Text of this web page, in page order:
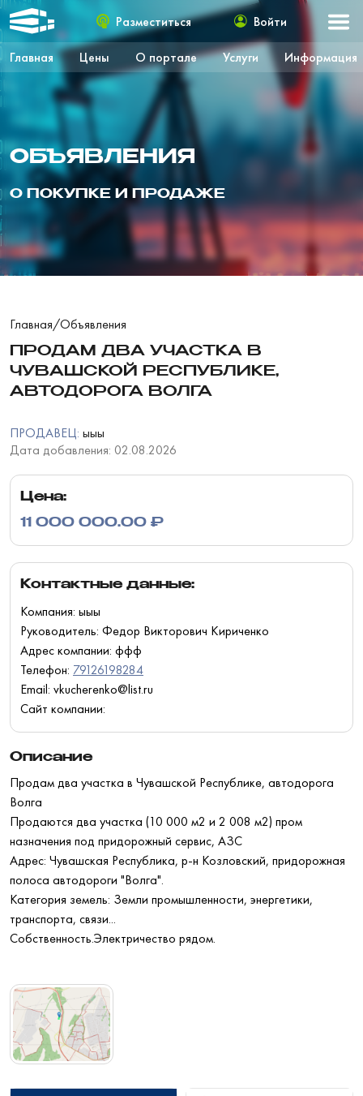
Главная Цены О портале Услуги Информация
Разместиться Войти
ОБЪЯВЛЕНИЯ
О ПОКУПКЕ И ПРОДАЖЕ
Главная/Объявления
ПРОДАМ ДВА УЧАСТКА В
ЧУВАШСКОЙ РЕСПУБЛИКЕ,
АВТОДОРОГА ВОЛГА
ПРОДАВЕЦ: ыыы
Дата добавления: 02.08.2026
Описание
Продам два участка в Чувашской Республике, автодорога
Волга
Продаются два участка (10 000 м2 и 2 008 м2) пром
назначения под придорожный сервис, АЗС
Адрес: Чувашская Республика, р-н Козловский, придорожная
полоса автодороги "Волга".
Категория земель: Земли промышленности, энергетики,
транспорта, связи...
Собственность.Электричество рядом.
Цена:
11 000 000.00 ₽
Контактные данные:
Компания: ыыы
Руководитель: Федор Викторович Кириченко
Адрес компании: ффф
Телефон: 79126198284
Email: vkucherenko@list.ru
Сайт компании: